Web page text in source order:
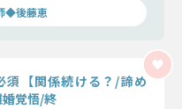
◆後藤恵
【関係続ける？/諦め
覚悟/終